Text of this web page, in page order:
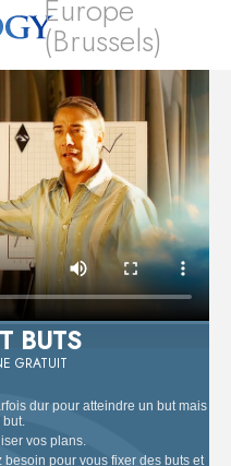
Europe
(Brussels)
BUTS
GRATUIT
dur pour atteindre un but mais
vos plans.
pour vous fixer des buts et